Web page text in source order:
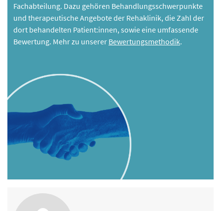
Fachabteilung. Dazu gehören Behandlungsschwerpunkte
und therapeutische Angebote der Rehaklinik, die Zahl der
dort behandelten Patient:innen, sowie eine umfassende
Bewertung. Mehr zu unserer Bewertungsmethodik.